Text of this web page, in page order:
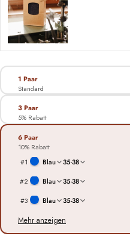
1 Paar
Standard
3 Paar
5% Rabatt
6 Paar
10% Rabatt
#1 Blau
35-38
#2 Blau
35-38
#3 Blau 35-38
Mehr anzeigen